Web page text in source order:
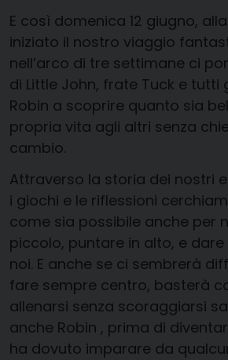
E così domenica 12 giugno,
iniziato il nostro viaggio
nell’arco di tre settimane ci
di Little John, frate Tuck e tutti
Robin a scoprire quanto sia
propria vita agli altri senza
cambio.
Attraverso la storia dei nostri
i giochi e le riflessioni
come sia possibile anche per
piccolo, puntare in alto, e dare
noi. E anche se ci sembrerà
fare sempre centro, basterà
allenarsi senza scoraggiarsi
anche Robin , prima di
ha dovuto imparare da